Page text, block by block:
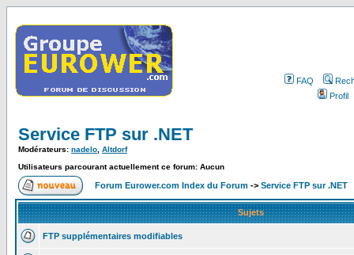
FAQ
Profil
Service FTP sur .NET
Modérateurs: nadelo Altdorf
Utilisateurs parcourant actuellement ce forum: Aucun
Forum Eurower.com Index du Forum -> Service FTP sur .NET
Sujets
FTP supplémentaires modifiables